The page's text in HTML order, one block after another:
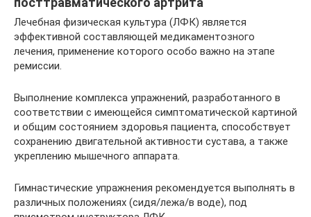
Лечебная физическая культура (ЛФК) является
эффективной составляющей медикаментозного
лечения, применение которого особо важно на этапе
ремиссии.
Выполнение комплекса упражнений, разработанного в
соответствии с имеющейся симптоматической картиной
и общим состоянием здоровья пациента, способствует
сохранению двигательной активности сустава, а также
укреплению мышечного аппарата.
Гимнастические упражнения рекомендуется выполнять в
различных положениях (сидя/лежа/в воде), под